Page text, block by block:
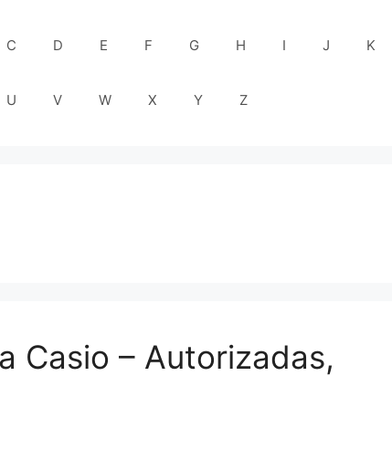
C D E F G H I J K
U V W X Y Z
Casio – Autorizadas,